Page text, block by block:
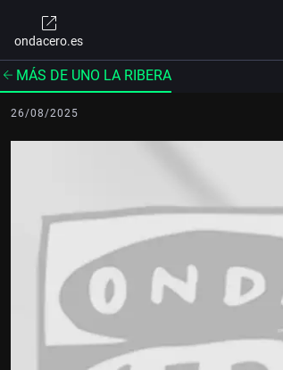
ondacero.es
MÁS DE UNO LA RIBERA
26/08/2025